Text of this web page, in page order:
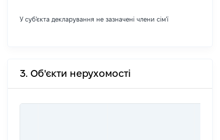
У суб'єкта декларування не зазначені члени сім'ї
3. Об'єкти нерухомості